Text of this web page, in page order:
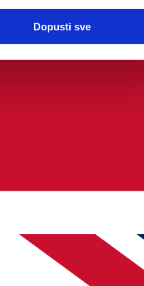
Dopusti sve